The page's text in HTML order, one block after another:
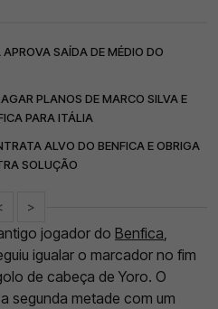
SAÍDA DE MÉDIO DO
PLANOS DE MARCO SILVA E
PARA ITÁLIA
ALVO DO BENFICA E OBRIGA
SOLUÇÃO
>
jogador do Benfica,
igualar o marcador no fim
de cabeça de Yoro. O
segunda metade com um